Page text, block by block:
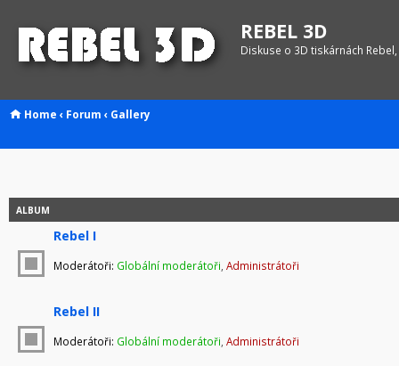
REBEL 3D
Diskuse o 3D tiskárnách
Home ‹ Forum ‹ Gallery
ALBUM
Rebel I
Moderátoři: Globální moderátoři Administrátoři
Rebel II
Moderátoři: Globální moderátoři Administrátoři